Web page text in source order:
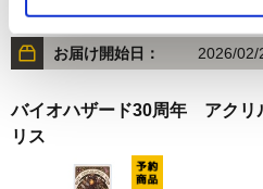
お届け開始日： 2026/02/
バイオハザード30周年 アクリ
リス